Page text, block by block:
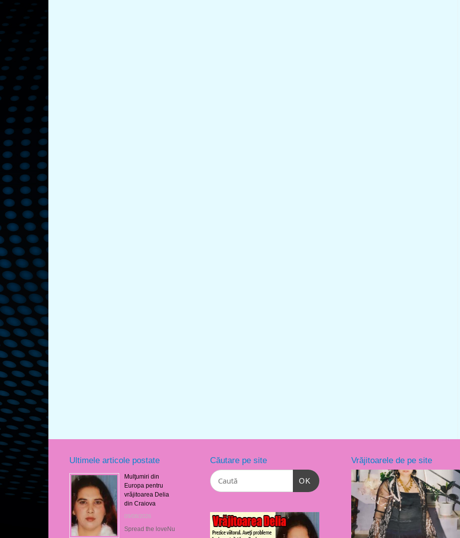
Ultimele articole postate
Mulţumiri din
Europa pentru
vrăjitoarea Delia
din Craiova
09/08/2026
Spread the loveNu
Căutare pe site
OK
Vrăjitoarele de pe site